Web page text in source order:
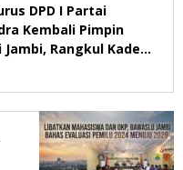
DPD I Partai
Kembali Pimpin
Jambi, Rangkul Kader